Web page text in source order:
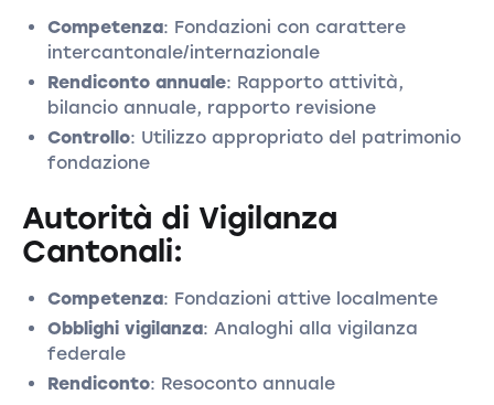
Competenza: Fondazioni con carattere
intercantonale/internazionale
Rendiconto annuale: Rapporto attività,
bilancio annuale, rapporto revisione
Controllo: Utilizzo appropriato del patrimonio
fondazione
Autorità di Vigilanza
Cantonali:
Competenza: Fondazioni attive localmente
Obblighi vigilanza: Analoghi alla vigilanza
federale
Rendiconto: Resoconto annuale